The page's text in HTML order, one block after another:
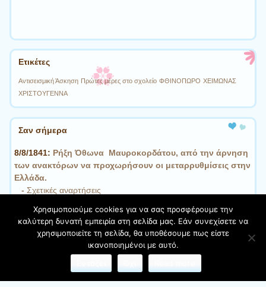
Ετικέτες
Αντισεισμική Άσκηση Πρώτες μέρες στο σχολείο ΦΘΙΝΟΠΩΡΟ ΧΕΙΜΩΝΑΣ
ΧΡΙΣΤΟΥΓΕΝΝΑ
Σαν σήμερα
8/8/1841: Ρήξη Όθωνα  Μαυροκορδάτου, από την άρνηση
των ανακτόρων να προχωρήσουν οι μεταρρυθμίσεις στην
Ελλάδα.
- Σχετικές αναρτήσεις
Φιλοξενείται στο https://blogs.sch.gr| Θέμα:Cute Frames
Όροι χρήσης blogs.sch.gr|Δήλωση προσβασιμότητας
Χρησιμοποιούμε cookies για να σας προσφέρουμε την
καλύτερη δυνατή εμπειρία στη σελίδα μας. Εάν συνεχίσετε να
χρησιμοποιείτε τη σελίδα, θα υποθέσουμε πως είστε
ικανοποιημένοι με αυτό.